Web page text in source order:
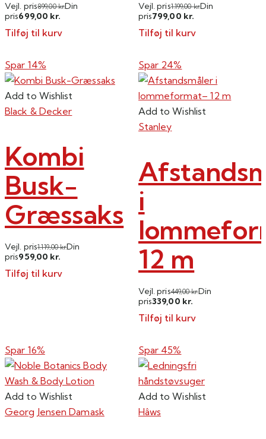
Vejl. pris899,00kr.Din
pris699,00 kr.
Tilføj til kurv
Vejl. pris1.199,00kr.Din
pris799,00 kr.
Tilføj til kurv
Spar 14%
Add to Wishlist
Black & Decker
Kombi
Busk-
Græssaks
Vejl. pris1.119,00kr.Din
pris959,00 kr.
Tilføj til kurv
Spar 24%
Add to Wishlist
Stanley
i
12 m
Vejl. pris449,00kr.Din
pris339,00 kr.
Tilføj til kurv
Spar 16%
Add to Wishlist
Georg Jensen Damask
Spar 45%
Add to Wishlist
Hâws